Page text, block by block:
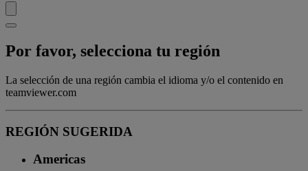
Por favor, selecciona tu región
La selección de una región cambia el idioma y/o el contenido en
teamviewer.com
REGIÓN SUGERIDA
Americas